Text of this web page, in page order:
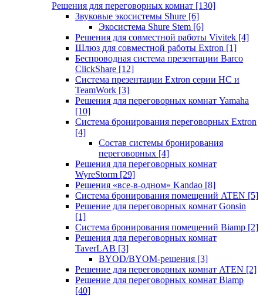
Решения для переговорных комнат [130]
Звуковые экосистемы Shure [6]
Экосистема Shure Stem [6]
Решения для совместной работы Vivitek [4]
Шлюз для совместной работы Extron [1]
Беспроводная система презентации Barco
ClickShare [12]
Система презентации Extron серии HC и
TeamWork [3]
Решения для переговорных комнат Yamaha
[10]
Система бронирования переговорных Extron
[4]
Состав системы бронирования
переговорных [4]
Решения для переговорных комнат
WyreStorm [29]
Решения «все-в-одном» Kandao [8]
Система бронирования помещений ATEN [5]
Решение для переговорных комнат Gonsin
[1]
Система бронирования помещений Biamp [2]
Решения для переговорных комнат
TaverLAB [3]
BYOD/BYOM-решения [3]
Решение для переговорных комнат ATEN [2]
Решение для переговорных комнат Biamp
[40]